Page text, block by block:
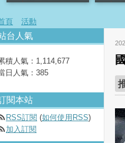
頁 活動
台人氣
積人氣： 1,114,677
日人氣： 385
閱本站
RSS訂閱 (如何使用RSS)
加入訂閱